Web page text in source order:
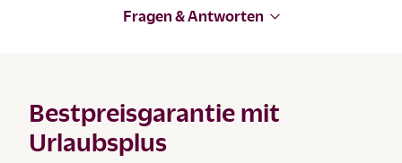
Fragen & Antworten
Bestpreisgarantie mit
Urlaubsplus